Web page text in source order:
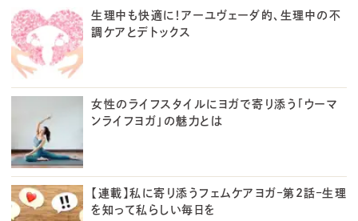
生理中も快適に！アーユヴェーダ的、生理中の不
調ケアとデトックス
女性のライフスタイルにヨガで寄り添う「ウーマ
ンライフヨガ」の魅力とは
【連載】私に寄り添うフェムケアヨガ–第2話–生理
を知って私らしい毎日を